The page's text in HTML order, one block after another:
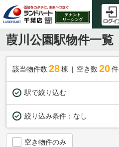
葭川公園駅物件一覧
該当物件数 28棟 空き数 20 件
駅で絞り込む
絞り込み条件： なし
空き物件のみ